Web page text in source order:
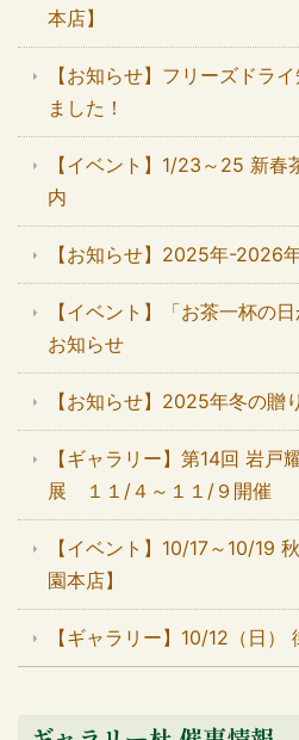
本店】
【お知らせ】フリーズドラ
ました！
【イベント】1/23～25 新
内
【お知らせ】2025年-2026
【イベント】「お茶一杯の
お知らせ
【お知らせ】2025年冬の贈
【ギャラリー】第14回 岩戸
展 １１/４～１１/９開催
【イベント】10/17～10/19
園本店】
【ギャラリー】10/12（日）